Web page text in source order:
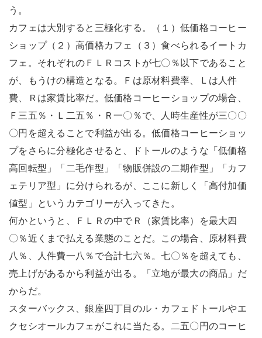
う。
カフェは大別すると三極化する。（１）低価格コーヒー
ショップ（２）高価格カフェ（３）食べられるイートカ
フェ。それぞれのＦＬＲコストが七〇％以下であること
が、もうけの構造となる。Ｆは原材料費率、Ｌは人件
費、Ｒは家賃比率だ。低価格コーヒーショップの場合、
Ｆ三五％・Ｌ二五％・Ｒ一〇％で、人時生産性が三〇〇
〇円を超えることで利益が出る。低価格コーヒーショッ
プをさらに分極化させると、ドトールのような「低価格
高回転型」「二毛作型」「物販併設の二期作型」「カフ
ェテリア型」に分けられるが、ここに新しく「高付加価
値型」というカテゴリーが入ってきた。
何かというと、ＦＬＲの中でＲ（家賃比率）を最大四
〇％近くまで払える業態のことだ。この場合、原材料費
八％、人件費一八％で合計七六％。七〇％を超えても、
売上げがあるから利益が出る。「立地が最大の商品」だ
からだ。
スターバックス、銀座四丁目のル・カフェドトールやエ
クセシオールカフェがこれに当たる。二五〇円のコーヒ